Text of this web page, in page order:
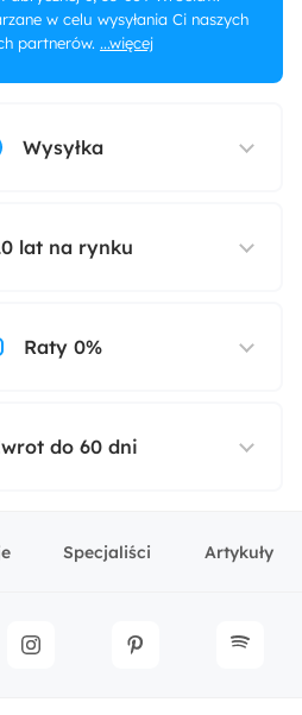
w celu wysyłania Ci naszych
partnerów. ...więcej
Wysyłka
lat na rynku
Raty 0%
do 60 dni
Specjaliści Artykuły